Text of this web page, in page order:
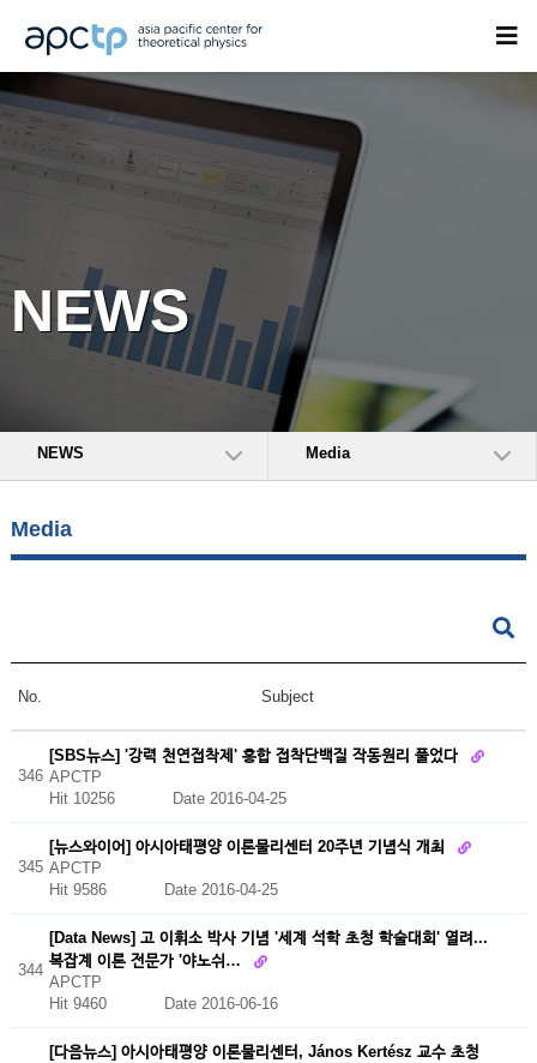
NEWS
NEWS Media
Media
No. Subject
346
[SBS뉴스] '강력 천연접착제' 홍합 접착단백질 작동원리 풀었다
APCTP
Hit 10256
Date 2016-04-25
345
[뉴스와이어] 아시아태평양 이론물리센터 20주년 기념식 개최
APCTP
Hit 9586
Date 2016-04-25
344
[Data News] 고 이휘소 박사 기념 '세계 석학 초청 학술대회' 열려...
복잡계 이론 전문가 '야노쉬…
APCTP
Hit 9460 Date 2016-06-16
[다음뉴스] 아시아태평양 이론물리센터, János Kertész 교수 초청